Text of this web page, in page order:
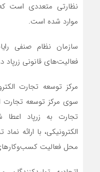
نظارتی متعددی است
موارد شده است.
سازمان نظام صنفی
فعالیت‌های قانونی زرپاد
مرکز توسعه تجارت
سوی مرکز توسعه تجارت
تجارت به زرپاد
الکترونیکی، با ارائه
محل فعالیت کسب‌و‌کارهای